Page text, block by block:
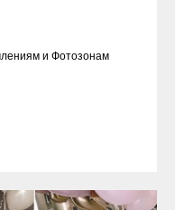
и Фотозонам